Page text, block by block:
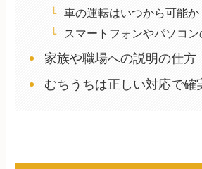
車の運転はいつから可能か
スマートフォンやパソコ
家族や職場への説明の仕方
むちうちは正しい対応で確